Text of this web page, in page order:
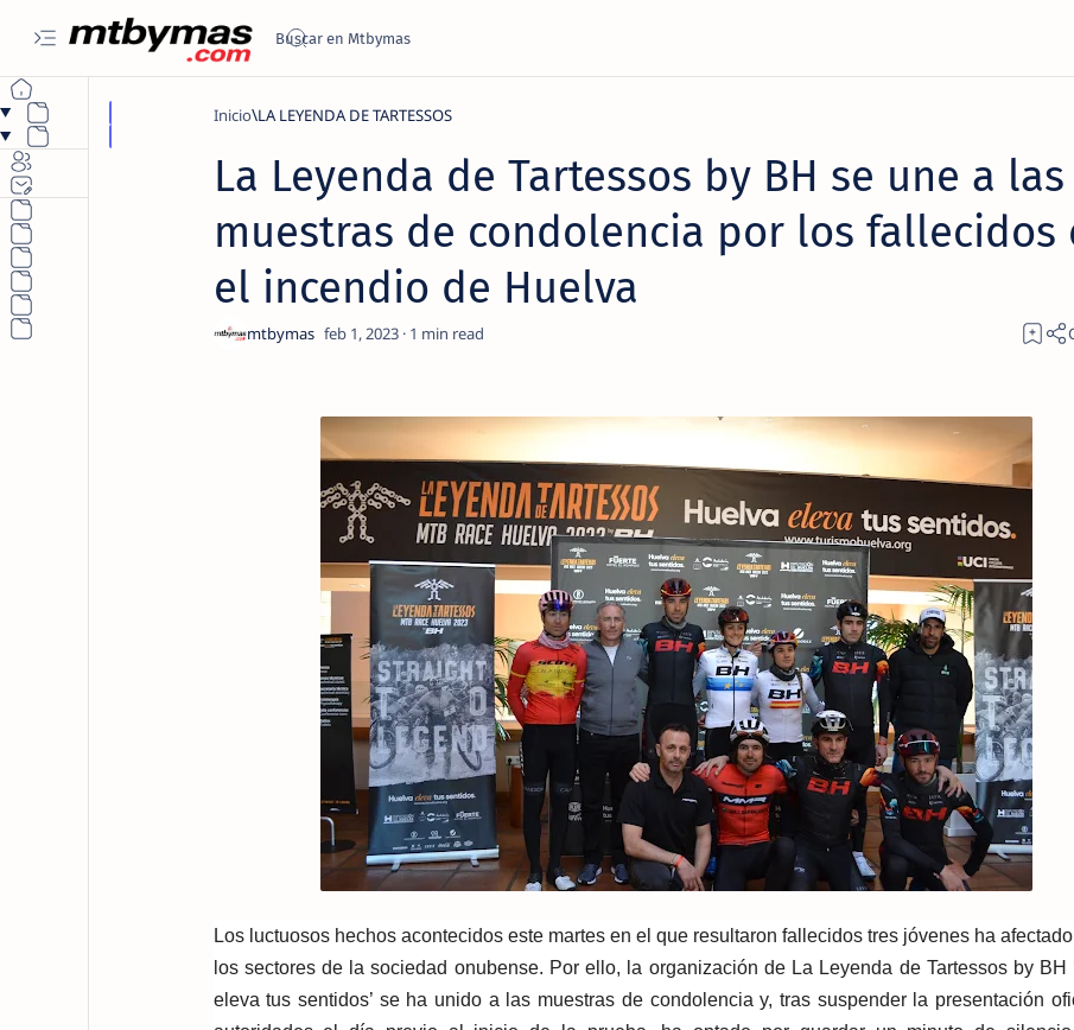
Inicio LA LEYENDA DE TARTESSOS
La Leyenda de Tartessos by BH se une a las
muestras de condolencia por los fallecidos
el incendio de Huelva
1
Los luctuosos hechos acontecidos este martes en el que resultaron fallecidos tres jóvenes ha
los sectores de la sociedad onubense. Por ello, la organización de La Leyenda de Tartessos by BH
eleva tus sentidos’ se ha unido a las muestras de condolencia y, tras suspender la presentación